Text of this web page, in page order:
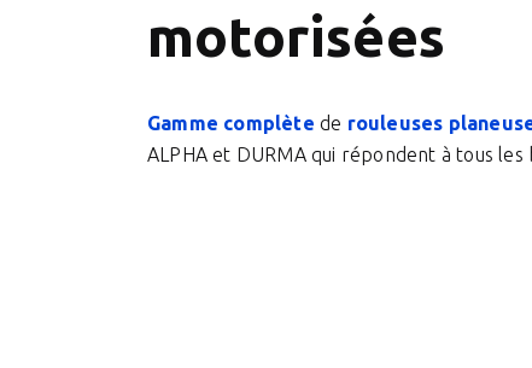
motorisées
Gamme complète de rouleuses
ALPHA et DURMA qui répondent à tous les